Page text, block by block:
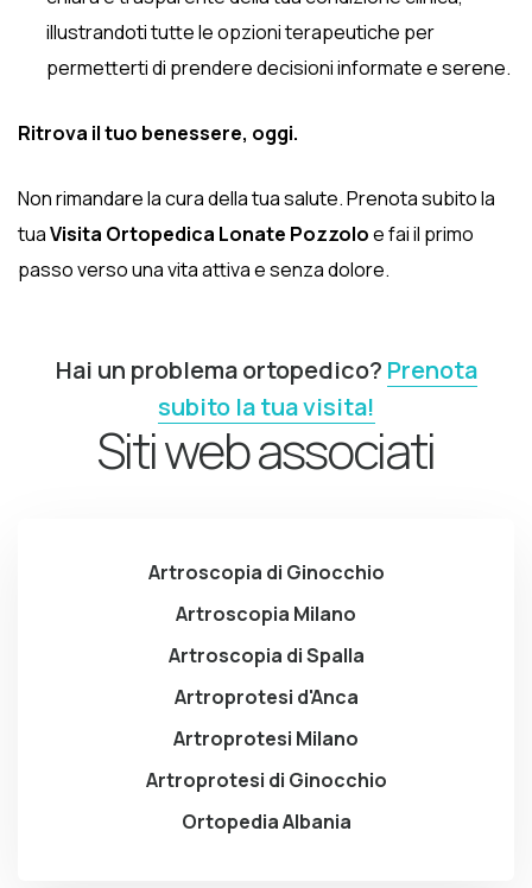
illustrandoti tutte le opzioni terapeutiche per
permetterti di prendere decisioni informate e serene.
Ritrova il tuo benessere, oggi.
Non rimandare la cura della tua salute. Prenota subito la
tuaVisita Ortopedica Lonate Pozzoloe fai il primo
passo verso una vita attiva e senza dolore.
Hai un problema ortopedico? Prenota
subito la tua visita!
Siti web associati
Artroscopia di Ginocchio
Artroscopia Milano
Artroscopia di Spalla
Artroprotesi d'Anca
Artroprotesi Milano
Artroprotesi di Ginocchio
Ortopedia Albania